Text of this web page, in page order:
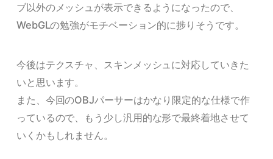
ブ以外のメッシュが表示できるようになったので、
WebGLの勉強がモチベーション的に捗りそうです。
今後はテクスチャ、スキンメッシュに対応していきた
いと思います。
また、今回のOBJパーサーはかなり限定的な仕様で作
っているので、もう少し汎用的な形で最終着地させて
いくかもしれません。